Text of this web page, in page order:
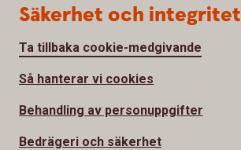
Säkerhet och integritet
Ta tillbaka cookie-medgivande
Så hanterar vi cookies
Behandling av personuppgifter
Bedrägeri och säkerhet